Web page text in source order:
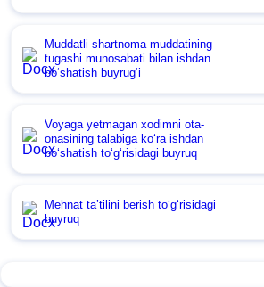
Muddatli shartnoma muddatining
tugashi munosabati bilan ishdan
boʻshatish buyrugʻi
Voyaga yetmagan хodimni ota-
onasining talabiga koʻra ishdan
boʻshatish toʻgʻrisidagi buyruq
Mehnat ta’tilini berish toʻgʻrisidagi
buyruq